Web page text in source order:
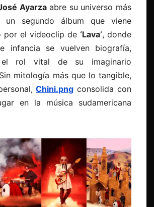
Ayarzaabre su universo más
un segundo álbum que viene
por el videoclip de ‘Lava’, donde
infancia se vuelven biografía,
el rol vital de su imaginario
mitología más que lo tangible,
Chini.png consolida con
en la música sudamericana